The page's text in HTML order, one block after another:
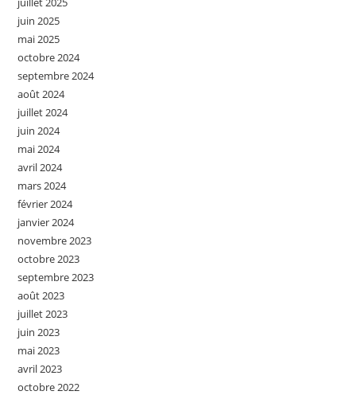
juin 2025
mai 2025
octobre 2024
septembre 2024
août 2024
juillet 2024
juin 2024
mai 2024
avril 2024
mars 2024
février 2024
janvier 2024
novembre 2023
octobre 2023
septembre 2023
août 2023
juillet 2023
juin 2023
mai 2023
avril 2023
octobre 2022